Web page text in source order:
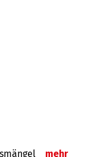
mehr